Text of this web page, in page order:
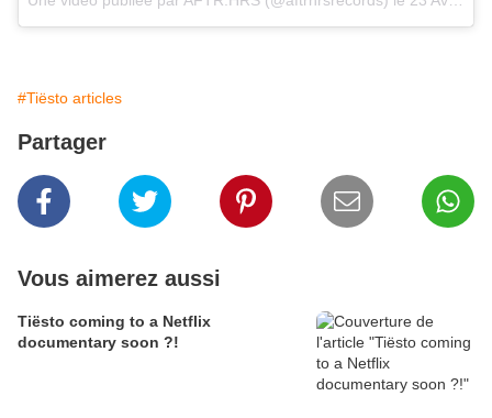
#Tiësto articles
Partager
Vous aimerez aussi
Tiësto coming to a Netflix
documentary soon ?!